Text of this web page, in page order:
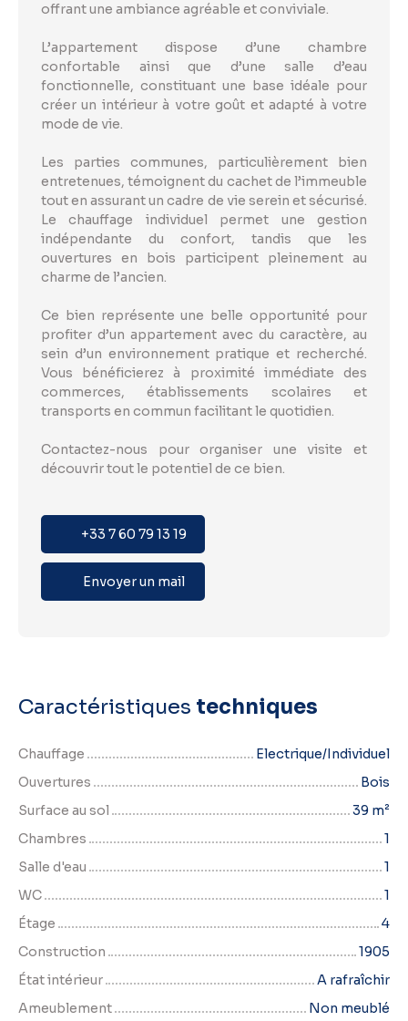
offrant une ambiance agréable et conviviale.
L’appartement dispose d’une chambre
confortable ainsi que d’une salle d’eau
fonctionnelle, constituant une base idéale pour
créer un intérieur à votre goût et adapté à votre
mode de vie.
Les parties communes, particulièrement bien
entretenues, témoignent du cachet de l’immeuble
tout en assurant un cadre de vie serein et sécurisé.
Le chauffage individuel permet une gestion
indépendante du confort, tandis que les
ouvertures en bois participent pleinement au
charme de l’ancien.
Ce bien représente une belle opportunité pour
profiter d’un appartement avec du caractère, au
sein d’un environnement pratique et recherché.
Vous bénéficierez à proximité immédiate des
commerces, établissements scolaires et
transports en commun facilitant le quotidien.
Contactez-nous pour organiser une visite et
découvrir tout le potentiel de ce bien.
+33 7 60 79 13 19
Envoyer un mail
Caractéristiques techniques
Chauffage
Electrique/Individuel
Ouvertures
Bois
Surface au sol
39 m²
Chambres
1
Salle d'eau
1
WC
1
Étage
4
Construction
1905
État intérieur
A rafraîchir
Ameublement
Non meublé